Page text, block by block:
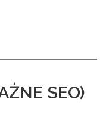
SEO)